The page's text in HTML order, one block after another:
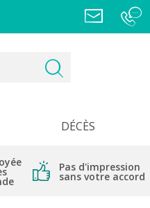
DÉCÈS
Pas d'impression
sans votre accord